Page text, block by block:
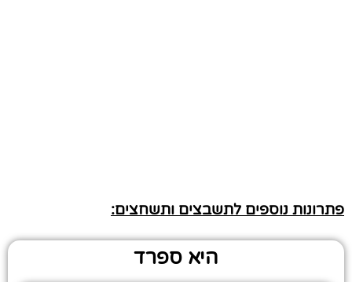
פתרונות נוספים לתשבצים ותשחצים:
היא ספרד